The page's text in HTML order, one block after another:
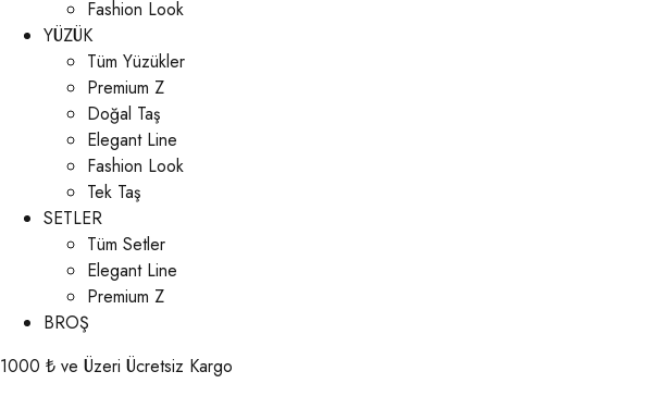
Fashion Look
YÜZÜK
Tüm Yüzükler
Premium Z
Doğal Taş
Elegant Line
Fashion Look
Tek Taş
SETLER
Tüm Setler
Elegant Line
Premium Z
BROŞ
1000 ₺ ve Üzeri Ücretsiz Kargo